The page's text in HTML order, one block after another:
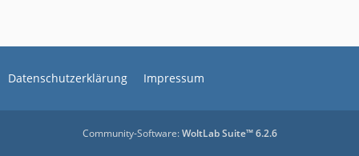
Datenschutzerklärung Impressum
Community-Software:WoltLab Suite™ 6.2.6